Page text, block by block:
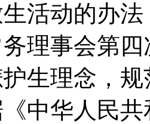
活动的办
务理事会
生理念，
中华人民